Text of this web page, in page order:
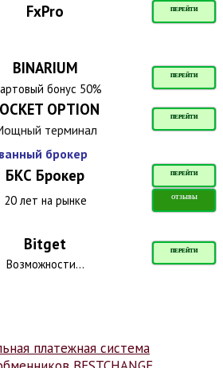
FxPro ПЕРЕЙТИ
BINARIUM ПЕРЕЙТИ
бонус 50%
OPTION ПЕРЕЙТИ
терминал
брокер
БКС Брокер ПЕРЕЙТИ
20 лет на рынке ОТЗЫВЫ
Bitget ПЕРЕЙТИ
Возможности...